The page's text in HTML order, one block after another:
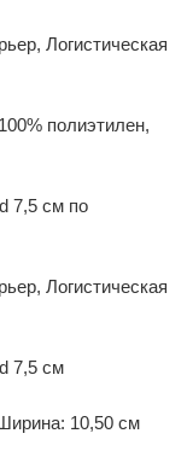
Логистическая
полиэтилен,
7,5 см по
Логистическая
7,5 см
10,50 см